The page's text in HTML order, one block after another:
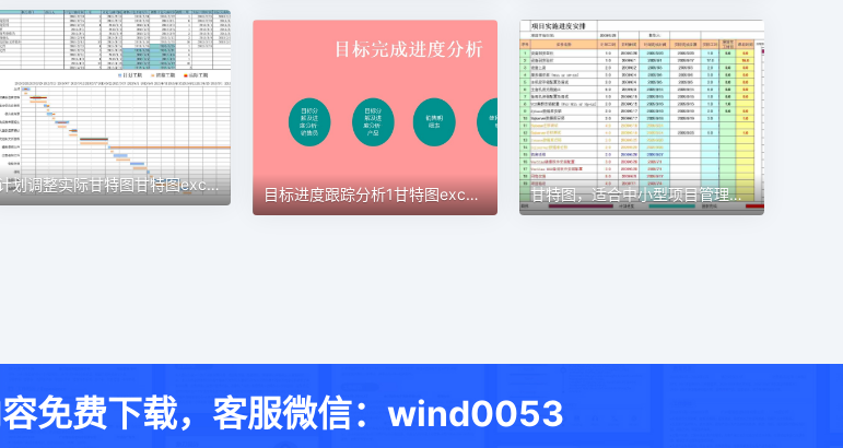
计划调整实际甘特图甘特图excel模板
目标进度跟踪分析1甘特图excel模板 甘特图，适合中小型项目管理使用甘特图excel模板
免费下载，客服微信：wind0053